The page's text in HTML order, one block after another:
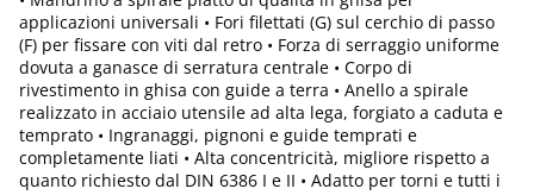
applicazioni universali • Fori filettati (G) sul cerchio di passo
(F) per fissare con viti dal retro • Forza di serraggio uniforme
dovuta a ganasce di serratura centrale • Corpo di
rivestimento in ghisa con guide a terra • Anello a spirale
realizzato in acciaio utensile ad alta lega, forgiato a caduta e
temprato • Ingranaggi, pignoni e guide temprati e
completamente liati • Alta concentricità, migliore rispetto a
quanto richiesto dal DIN 6386 I e II • Adatto per torni e tutti i